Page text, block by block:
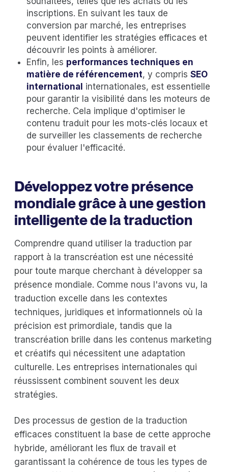
inscriptions. En suivant les taux de
conversion par marché, les entreprises
peuvent identifier les stratégies efficaces et
découvrir les points à améliorer.
Enfin, les performances techniques en
matière de référencement, y compris SEO
international internationales, est essentielle
pour garantir la visibilité dans les moteurs de
recherche. Cela implique d'optimiser le
contenu traduit pour les mots-clés locaux et
de surveiller les classements de recherche
pour évaluer l'efficacité.
Développez votre présence
mondiale grâce à une gestion
intelligente de la traduction
Comprendre quand utiliser la traduction par
rapport à la transcréation est une nécessité
pour toute marque cherchant à développer sa
présence mondiale. Comme nous l'avons vu, la
traduction excelle dans les contextes
techniques, juridiques et informationnels où la
précision est primordiale, tandis que la
transcréation brille dans les contenus marketing
et créatifs qui nécessitent une adaptation
culturelle. Les entreprises internationales qui
réussissent combinent souvent les deux
stratégies.
Des processus de gestion de la traduction
efficaces constituent la base de cette approche
hybride, améliorant les flux de travail et
garantissant la cohérence de tous les types de